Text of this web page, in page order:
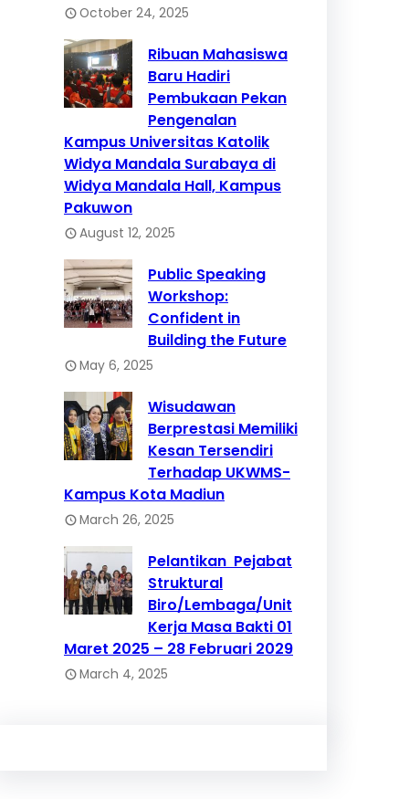
October 24, 2025
Ribuan Mahasiswa
Baru Hadiri
Pembukaan Pekan
Pengenalan
Kampus Universitas Katolik
Widya Mandala Surabaya di
Widya Mandala Hall, Kampus
Pakuwon
August 12, 2025
Public Speaking
Workshop:
Confident in
Building the Future
May 6, 2025
Wisudawan
Berprestasi Memiliki
Kesan Tersendiri
Terhadap UKWMS-
Kampus Kota Madiun
March 26, 2025
Pelantikan Pejabat
Struktural
Biro/Lembaga/Unit
Kerja Masa Bakti 01
Maret 2025 – 28 Februari 2029
March 4, 2025